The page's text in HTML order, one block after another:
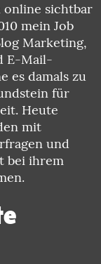
online sichtbar
mein Job
Marketing,
E-Mail-
es damals zu
für
Heute
mit
und
bei ihrem